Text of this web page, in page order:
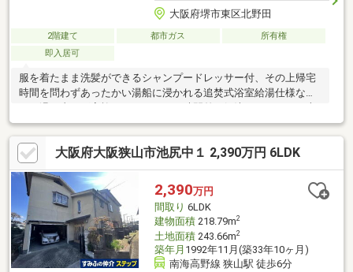
大阪府堺市東区北野田
2階建て 都市ガス
所有権
即入居可
服を着たまま洗髪ができるシャンプードレッサー付、その上帰宅
時間を問わずあったかい湯船に浸かれる追焚式浴室給湯仕様なの
のトイレのスタンダードになった温水洗浄便座設置済、更に洗濯
機が雨ざらしにならない室内洗濯機置場有なので、お持ちの物の
サイズの確認をお願いします。家族の安心拠点になる３ＤＫ。実
際の空間をご自身で体感ください。
大阪府大阪狭山市池尻中１ 2,390万円 6LDK
2,390万円
間取り 6LDK
建物面積218.79m2
土地面積243.66m2
築年月 1992年11月(築33年10ヶ月)
南海高野線 狭山駅 徒歩6分